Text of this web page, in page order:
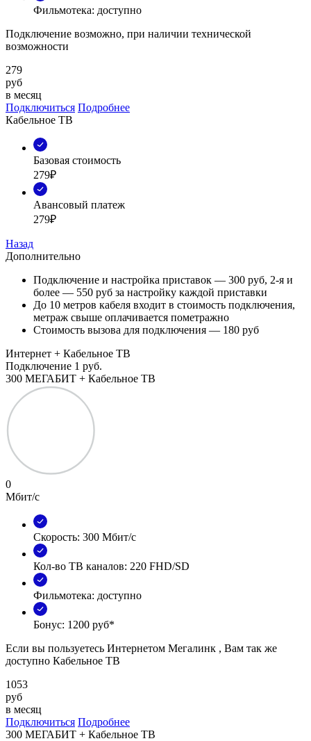
Фильмотека: доступно
Подключение возможно, при наличии технической
возможности
279
руб
в месяц
Подключиться Подробнее
Кабельное ТВ
Базовая стоимость
279₽
Авансовый платеж
279₽
Назад
Дополнительно
Подключение и настройка приставок — 300 руб, 2-я и
более — 550 руб за настройку каждой приставки
До 10 метров кабеля входит в стоимость подключения,
метраж свыше оплачивается пометражно
Стоимость вызова для подключения — 180 руб
Интернет + Кабельное ТВ
Подключение 1 руб.
300 МЕГАБИТ + Кабельное ТВ
0
Мбит/с
Скорость: 300 Мбит/с
Кол-во ТВ каналов: 220 FHD/SD
Фильмотека: доступно
Бонус: 1200 руб*
Если вы пользуетесь Интернетом Мегалинк , Вам так же
доступно Кабельное ТВ
1053
руб
в месяц
Подключиться Подробнее
300 МЕГАБИТ + Кабельное ТВ